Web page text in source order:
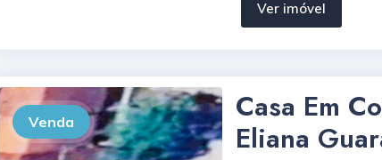
Ver imóvel
Venda
Casa Em
Eliana